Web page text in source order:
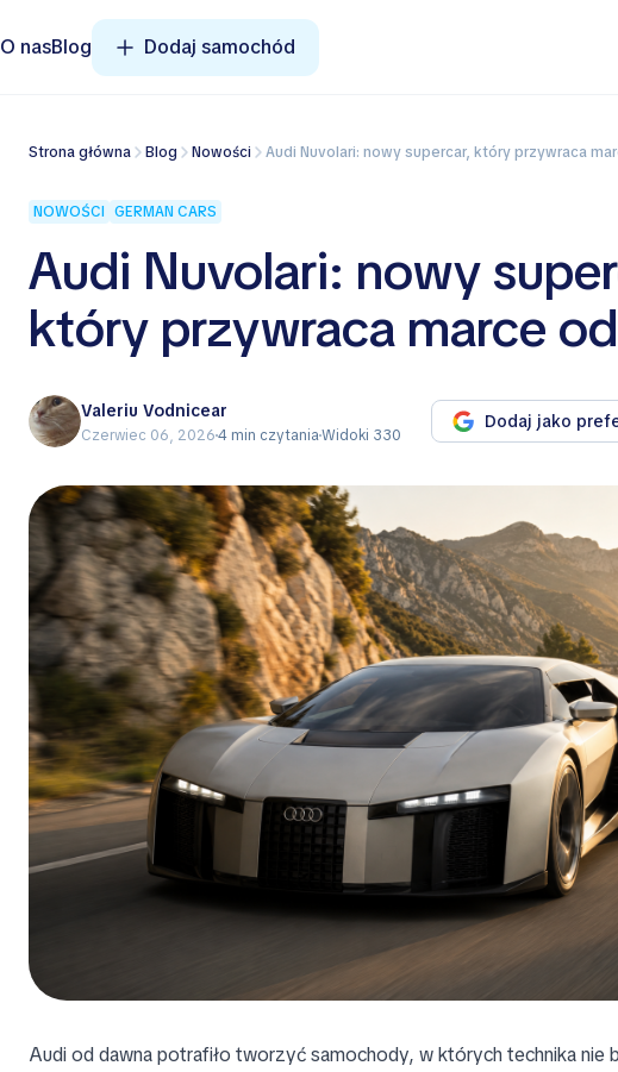
O nasBlog Dodaj samochód
Strona główna Blog Nowości Audi Nuvolari: nowy supercar, który przywraca
NOWOŚCI GERMAN CARS
Audi Nuvolari: nowy
który przywraca marce
Valeriu Vodnicear
Czerwiec 06, 20264 min czytaniaWidoki 330
Dodaj jako
Audi od dawna potrafiło tworzyć samochody, w których technika nie